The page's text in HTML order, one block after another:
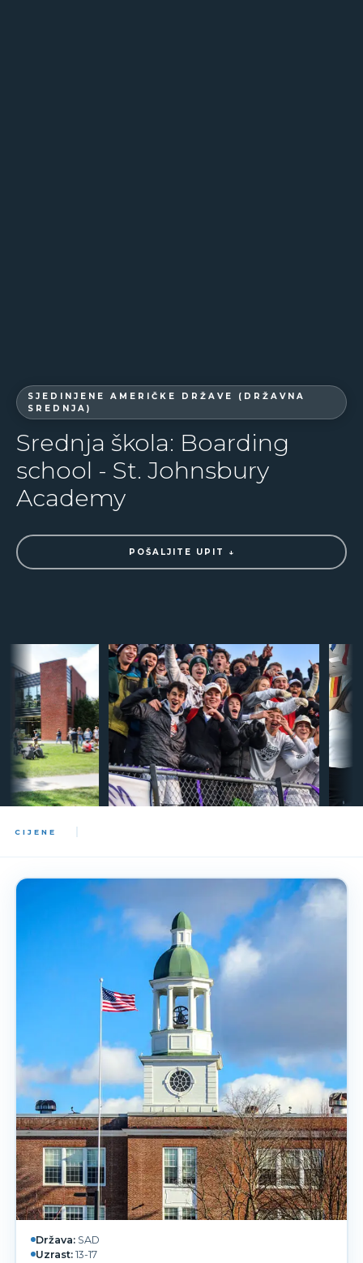
SJEDINJENE AMERIČKE DRŽAVE (DRŽAVNA
SREDNJA)
Srednja škola: Boarding
school - St. Johnsbury
Academy
POŠALJITE UPIT ↓
CIJENE
Država:SAD
Uzrast:13-17